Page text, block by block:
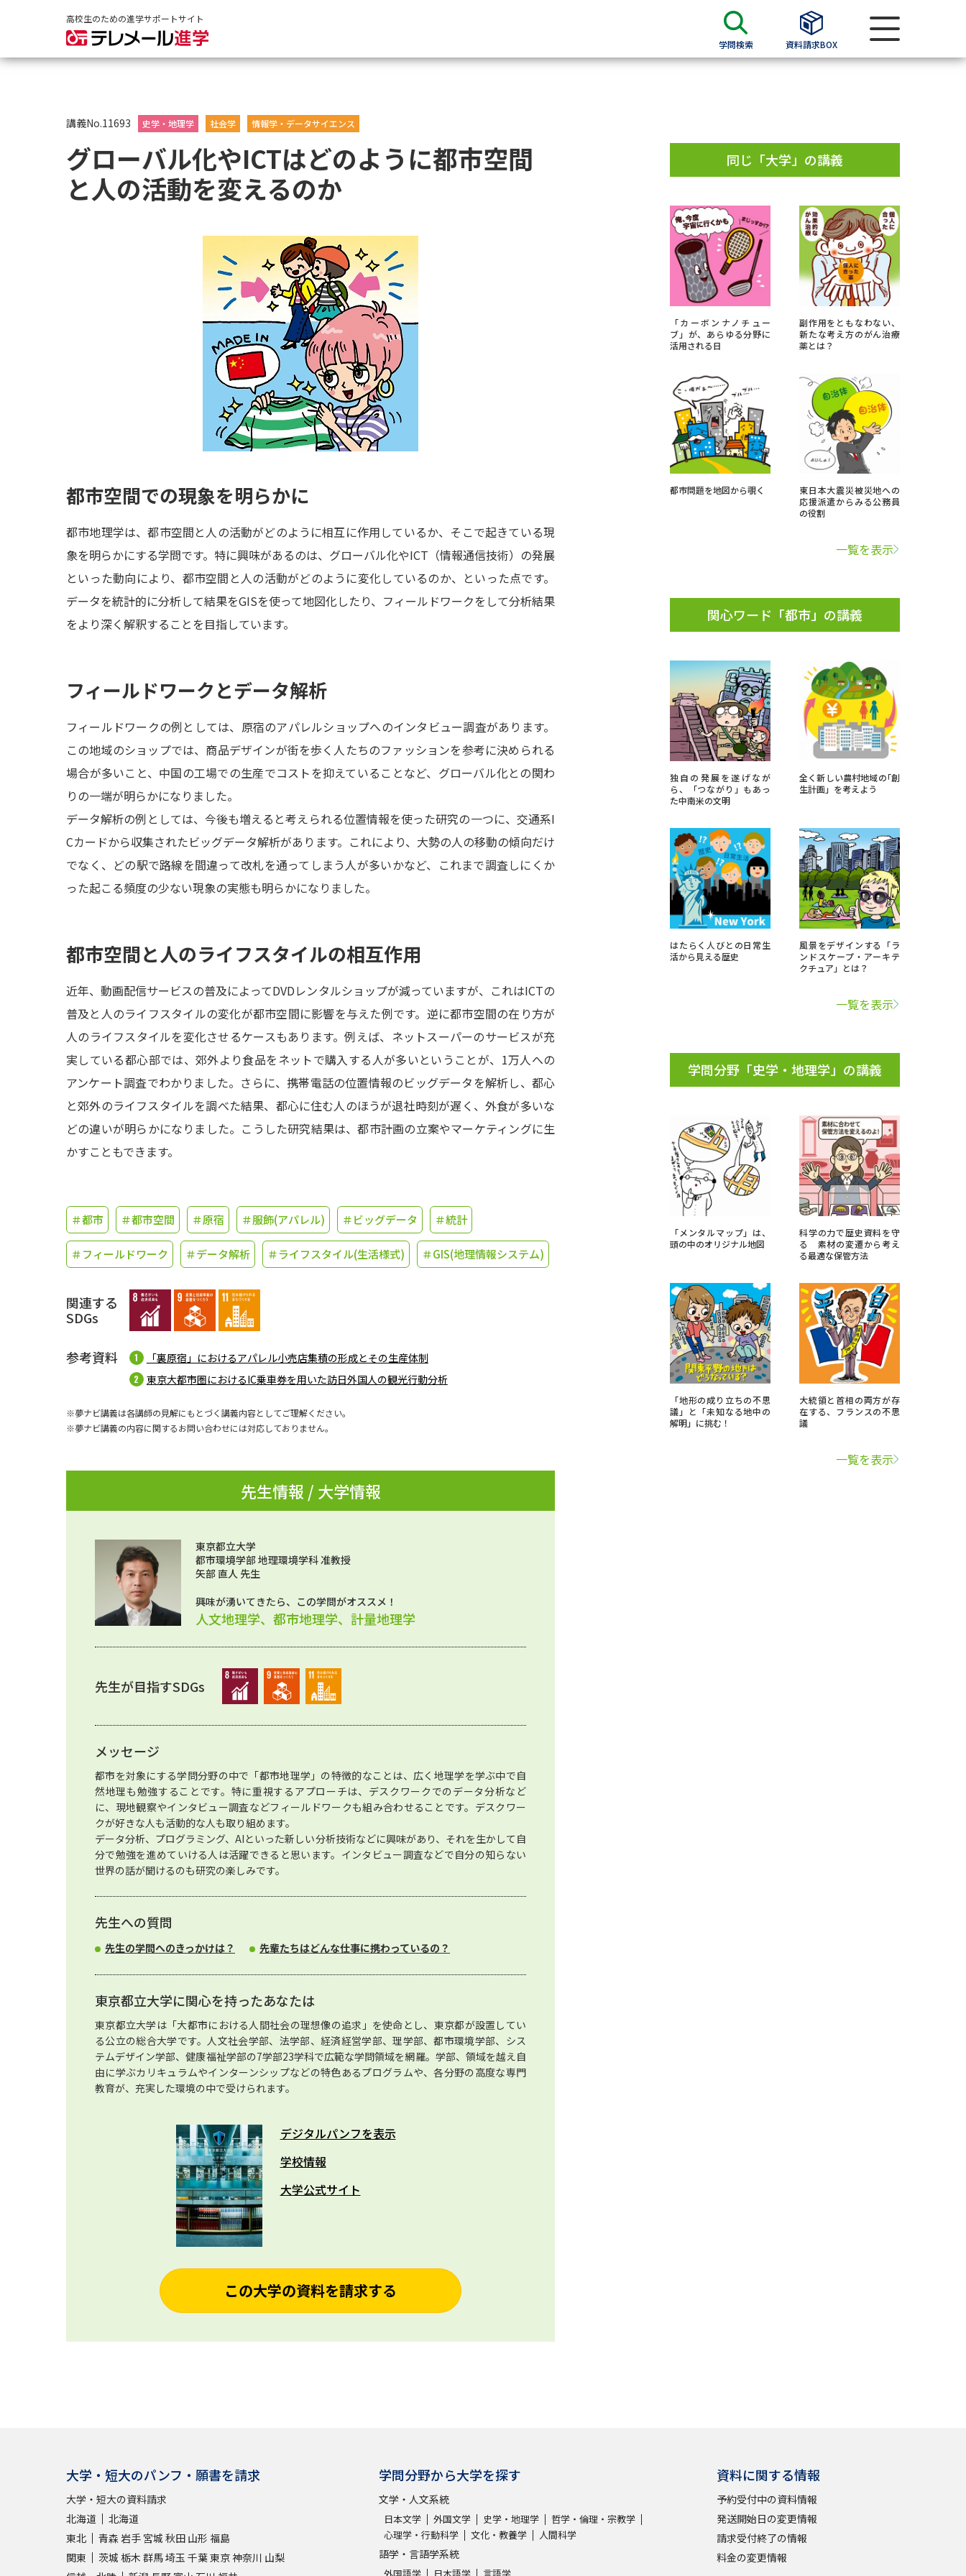
高校生のための進学サポートサイト
学問検索 資料請求BOX
大学・短大の資料種類から請求
大学パンフ
学部・学科パンフ
大学入学共通テスト利用選抜の募集要項＆願書
過去問題集
留学・進学関連、塾・予備校
大学入学共通テスト「受験上の配慮案内」の請求
高等学校卒業程度認定試験
小学校教員資格認定試験
大学検索
大学で学べる内容や特徴を調べる
新増設大学・学部・学科特集
データサイエンス特集
進路の３択
新学年スタート号特集ページ（高3生用）
オープンキャンパス検索
実施プログラムから探す
来場型・Web型イベント特集
受験準備 資料検索
先輩が入学を決めた理由
新生活お役立ちガイド
学問発見
大学で学びたい学問発見
学問のミニ講義「夢ナビ講義」 学問分野解説 学問の教科書 夢ナビライブ
このサイトについて
資料の料金の
受付内容・発送状況の確認 テレメール
お支払いサイト
個人情報取扱規定
特定商取引表記 お問合せ先 テレメール進学カタログ訂正のご案内
講義No.11693 史学・地理学 社会学 情報学・データサイエンス
グローバル化やICTはどのように都市空間
と人の活動を変えるのか
都市空間での現象を明らかに
都市地理学は、都市空間と人の活動がどのように相互に作用しているか、そこで起きている現
象を明らかにする学問です。特に興味があるのは、グローバル化やICT（情報通信技術）の発展
といった動向により、都市空間と人の活動がどのように変化しているのか、といった点です。
データを統計的に分析して結果をGISを使って地図化したり、フィールドワークをして分析結果
をより深く解釈することを目指しています。
フィールドワークとデータ解析
フィールドワークの例としては、原宿のアパレルショップへのインタビュー調査があります。
この地域のショップでは、商品デザインが街を歩く人たちのファッションを参考に決められる
場合が多いこと、中国の工場での生産でコストを抑えていることなど、グローバル化との関わ
りの一端が明らかになりました。
データ解析の例としては、今後も増えると考えられる位置情報を使った研究の一つに、交通系I
Cカードから収集されたビッグデータ解析があります。これにより、大勢の人の移動の傾向だけ
でなく、どの駅で路線を間違って改札を通ってしまう人が多いかなど、これまで調査しにくか
った起こる頻度の少ない現象の実態も明らかになりました。
都市空間と人のライフスタイルの相互作用
近年、動画配信サービスの普及によってDVDレンタルショップが減っていますが、これはICTの
普及と人のライフスタイルの変化が都市空間に影響を与えた例です。逆に都市空間の在り方が
人のライフスタイルを変化させるケースもあります。例えば、ネットスーパーのサービスが充
実している都心部では、郊外より食品をネットで購入する人が多いということが、1万人への
アンケート調査でわかりました。さらに、携帯電話の位置情報のビッグデータを解析し、都心
と郊外のライフスタイルを調べた結果、都心に住む人のほうが退社時刻が遅く、外食が多いな
どの違いが明らかになりました。こうした研究結果は、都市計画の立案やマーケティングに生
かすこともできます。
＃都市 ＃都市空間 ＃原宿 ＃服飾(アパレル) ＃ビッグデータ ＃統計
＃フィールドワーク ＃データ解析 ＃ライフスタイル(生活様式) ＃GIS(地理情報システム)
関連する
SDGs
参考資料
「裏原宿」におけるアパレル小売店集積の形成とその生産体制
東京大都市圏におけるIC乗車券を用いた訪日外国人の観光行動分析
※夢ナビ講義は各講師の見解にもとづく講義内容としてご理解ください。
※夢ナビ講義の内容に関するお問い合わせには対応しておりません。
先生情報 / 大学情報
東京都立大学
都市環境学部 地理環境学科 准教授
矢部 直人 先生
興味が湧いてきたら、この学問がオススメ！
人文地理学、都市地理学、計量地理学
先生が目指すSDGs
メッセージ
都市を対象にする学問分野の中で「都市地理学」の特徴的なことは、広く地理学を学ぶ中で自
然地理も勉強することです。特に重視するアプローチは、デスクワークでのデータ分析など
に、現地観察やインタビュー調査などフィールドワークも組み合わせることです。デスクワー
クが好きな人も活動的な人も取り組めます。
データ分析、プログラミング、AIといった新しい分析技術などに興味があり、それを生かして自
分で勉強を進めていける人は活躍できると思います。インタビュー調査などで自分の知らない
世界の話が聞けるのも研究の楽しみです。
先生への質問
先生の学問へのきっかけは？ 先輩たちはどんな仕事に携わっているの？
東京都立大学に関心を持ったあなたは
東京都立大学は「大都市における人間社会の理想像の追求」を使命とし、東京都が設置してい
る公立の総合大学です。人文社会学部、法学部、経済経営学部、理学部、都市環境学部、シス
テムデザイン学部、健康福祉学部の7学部23学科で広範な学問領域を網羅。学部、領域を越え自
由に学ぶカリキュラムやインターンシップなどの特色あるプログラムや、各分野の高度な専門
教育が、充実した環境の中で受けられます。
デジタルパンフを表示
学校情報
大学公式サイト
この大学の資料を請求する
同じ「大学」の講義
「カーボンナノチュー
ブ」が、あらゆる分野に
活用される日
副作用をともなわない、
新たな考え方のがん治療
薬とは？
都市問題を地図から覗く
東日本大震災被災地への
応援派遣からみる公務員
の役割
一覧を表示
関心ワード「都市」の講義
独自の発展を遂げなが
ら、「つながり」もあっ
た中南米の文明
全く新しい農村地域の｢創
生計画」を考えよう
はたらく人びとの日常生
活から見える歴史
風景をデザインする「ラ
ンドスケープ・アーキテ
クチュア」とは？
一覧を表示
学問分野「史学・地理学」の講義
「メンタルマップ」は、
頭の中のオリジナル地図
科学の力で歴史資料を守
る 素材の変遷から考え
る最適な保管方法
「地形の成り立ちの不思
議」と「未知なる地中の
解明」に挑む！
大統領と首相の両方が存
在する、フランスの不思
議
一覧を表示
大学・短大のパンフ・願書を請求
大学・短大の資料請求
北海道
北海道
東北
青森 岩手 宮城 秋田 山形 福島
関東
茨城 栃木 群馬埼玉 千葉東京神奈川 山梨
学問分野から大学を探す
文学・人文系統
日本文学 外国文学 史学・地理学
哲学・倫理・宗教学
心理学・行動科学
文化・教養学 人間科学
語学・言語学系統
外国語学 日本語学 言語学
資料に関する情報
予約受付中の資料情報
発送開始日の変更情報
請求受付終了の情報
料金の変更情報